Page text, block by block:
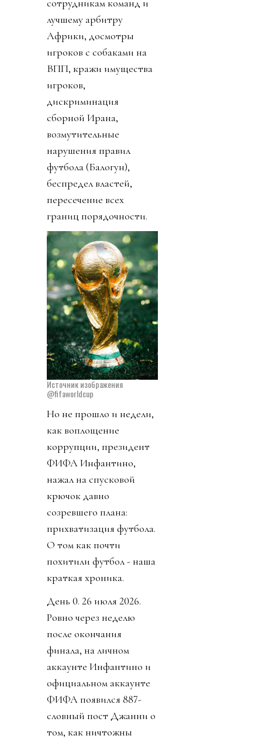
сотрудникам команд и
лучшему арбитру
Африки, досмотры
игроков с собаками на
ВПП, кражи имущества
игроков,
дискриминация
сборной Ирана,
возмутительные
нарушения правил
футбола (Балогун),
беспредел властей,
пересечение всех
границ порядочности.
Источник изображения
@fifaworldcup
Но не прошло и недели,
как воплощение
коррупции, президент
ФИФА Инфантино,
нажал на спусковой
крючок давно
созревшего плана:
прихватизация футбола.
О том как почти
похитили футбол - наша
краткая хроника.
День 0. 26 июля 2026.
Ровно через неделю
после окончания
финала, на личном
аккаунте Инфантино и
официальном аккаунте
ФИФА появился 887-
словный пост Джанни о
том, как ничтожны